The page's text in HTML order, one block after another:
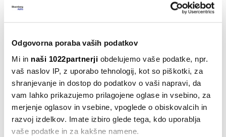
Odgovorna poraba vaših podatkov
Mi in naši 1022partnerji obdelujemo vaše podatke, npr.
vaš naslov IP, z uporabo tehnologij, kot so piškotki, za
shranjevanje in dostop do podatkov o vaši napravi, da
vam lahko prikazujemo prilagojene oglase in vsebino, za
merjenje oglasov in vsebine, vpoglede o obiskovalcih in
razvoj izdelkov. Imate izbiro glede tega, kdo uporablja
vaše podatke in za kakšne namene.
usmerjajo investicije?
Slovenija
Podjetja: Zeleni prehod ovirajo dolgi
postopki in pomanjkanje denarja
22.09.2023